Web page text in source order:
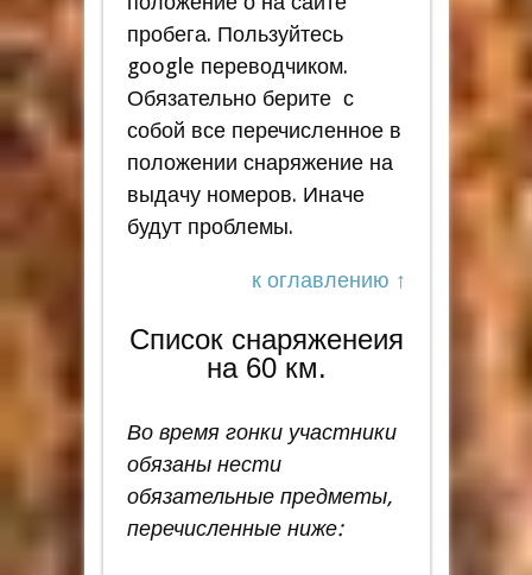
пробега. Пользуйтесь
google переводчиком.
Обязательно берите с
собой все перечисленное в
положении снаряжение на
выдачу номеров. Иначе
будут проблемы.
к оглавлению ↑
Список снаряженеия
на 60 км.
Во время гонки участники
обязаны нести
обязательные предметы,
перечисленные ниже: